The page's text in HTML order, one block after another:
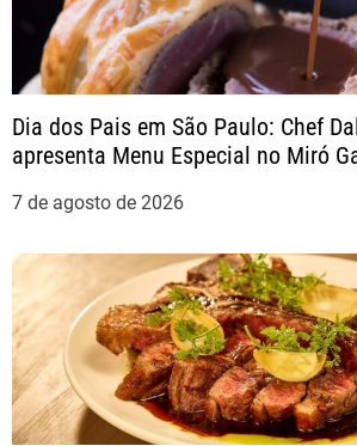
o
d
e
P
o
s
Dia dos Pais em São Paulo: Chef
apresenta Menu Especial no Miró
7 de agosto de 2026